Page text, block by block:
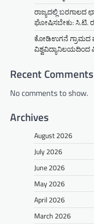
ರಾಜ್ಯದಲ್ಲಿ ಬರಗಾಲದ
ಘೋಷಿಸಬೇಕು: ಸಿ.ಟಿ.
ಕೋಡಿಉಗನೆ ಗ್ರಾಮದ
Recent Comments
No comments to show.
Archives
August 2026
July 2026
June 2026
May 2026
April 2026
March 2026